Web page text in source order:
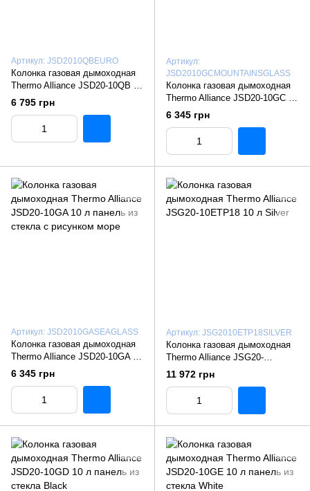
Артикул: JSD2010QBEURO
Колонка газовая дымоходная
Thermo Alliance JSD20-10QB 10
л EURO
6 795 грн
Артикул:
JSD2010GCMOUNTAINSGLASS
Колонка газовая дымоходная
Thermo Alliance JSD20-10GC 10
л панель из стекла с рисунком
6 345 грн
Артикул: JSD2010GASEAGLASS
Колонка газовая дымоходная
Thermo Alliance JSD20-10GA 10
л панель из стекла с рисунком
6 345 грн
Артикул: JSG2010ETP18SILVER
Колонка газовая дымоходная
Thermo Alliance JSG20-
10ETP18 10 л Silver
11 972 грн